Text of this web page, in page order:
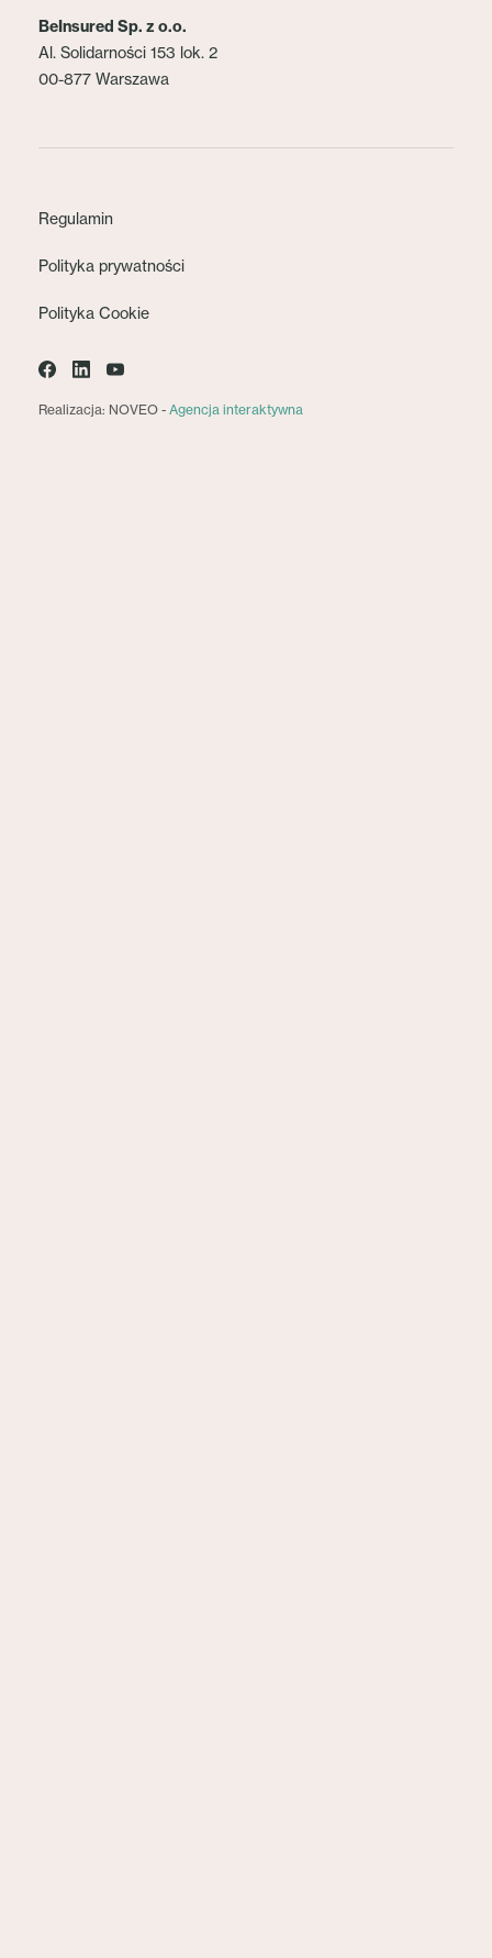
BeInsured Sp. z o.o.
Al. Solidarności 153 lok. 2
00-877 Warszawa
Regulamin
Polityka prywatności
Polityka Cookie
Realizacja: NOVEO - Agencja interaktywna